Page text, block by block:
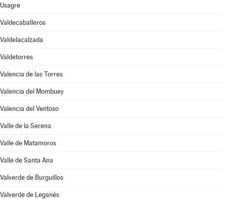
Usagre
Valdecaballeros
Valdelacalzada
Valdetorres
Valencia de las Torres
Valencia del Mombuey
Valencia del Ventoso
Valle de la Serena
Valle de Matamoros
Valle de Santa Ana
Valverde de Burguillos
Valverde de Leganés